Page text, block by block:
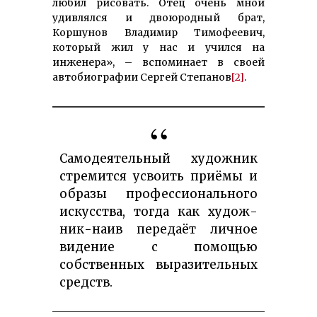
удивлялся и двоюродный брат,
Коршунов Владимир Тимофеевич,
который жил у нас и учился на
инженера», – вспоминает в своей
автобиографии Сергей Степанов[2].
Самодеятельный художник
стре­мит­ся усвоить приёмы и
об­ра­зы про­фес­сио­наль­­ного
искус­ства, тогда как худож­
ник-наив пе­редаёт личное
видение с по­мощью
собствен­ных вы­рази­тельных
средств.